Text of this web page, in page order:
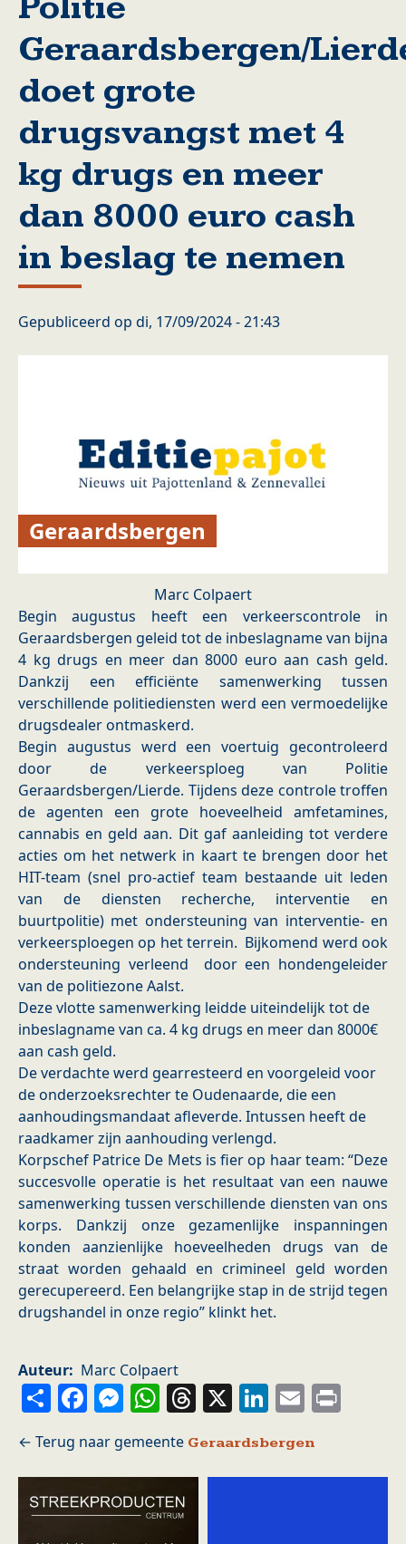
Geraardsbergen/
doet grote
drugsvangst met 4
kg drugs en meer
dan 8000 euro cash
in beslag te nemen
Gepubliceerd op di, 17/09/2024 - 21:43
Geraardsbergen
Marc Colpaert
Begin augustus heeft een verkeerscontrole in
Geraardsbergen geleid tot de inbeslagname van bijna
4 kg drugs en meer dan 8000 euro aan cash geld.
Dankzij een efficiënte samenwerking tussen
verschillende politiediensten werd een vermoedelijke
drugsdealer ontmaskerd.
Begin augustus werd een voertuig gecontroleerd
door de verkeersploeg van Politie
Geraardsbergen/Lierde. Tijdens deze controle troffen
de agenten een grote hoeveelheid amfetamines,
cannabis en geld aan. Dit gaf aanleiding tot verdere
acties om het netwerk in kaart te brengen door het
HIT-team (snel pro-actief team bestaande uit leden
van de diensten recherche, interventie en
buurtpolitie) met ondersteuning van interventie- en
verkeersploegen op het terrein. Bijkomend werd ook
ondersteuning verleend door een hondengeleider
van de politiezone Aalst.
Deze vlotte samenwerking leidde uiteindelijk tot de
inbeslagname van ca. 4 kg drugs en meer dan 8000€
aan cash geld.
De verdachte werd gearresteerd en voorgeleid voor
de onderzoeksrechter te Oudenaarde, die een
aanhoudingsmandaat afleverde. Intussen heeft de
raadkamer zijn aanhouding verlengd.
Korpschef Patrice De Mets is fier op haar team: “Deze
succesvolle operatie is het resultaat van een nauwe
samenwerking tussen verschillende diensten van ons
korps. Dankzij onze gezamenlijke inspanningen
konden aanzienlijke hoeveelheden drugs van de
straat worden gehaald en crimineel geld worden
gerecupereerd. Een belangrijke stap in de strijd tegen
drugshandel in onze regio” klinkt het.
Auteur Marc Colpaert
ShareFacebook
Messenger
WhatsApp
Threads
X LinkedIn
Email
Geraardsbergen